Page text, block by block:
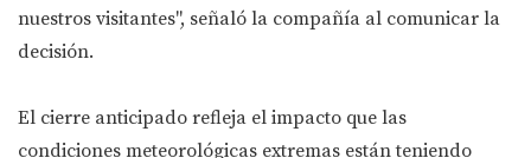
nuestros visitantes", señaló la compañía al comunicar la
decisión.
El cierre anticipado refleja el impacto que las
condiciones meteorológicas extremas están teniendo